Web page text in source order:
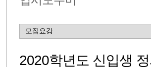
2020학년도 신입생